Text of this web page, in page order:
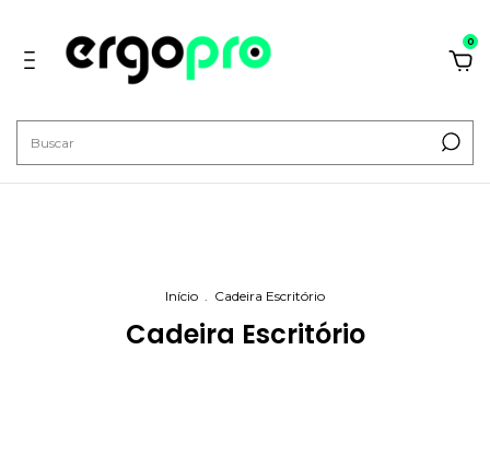
0
Início . Cadeira Escritório
Cadeira Escritório